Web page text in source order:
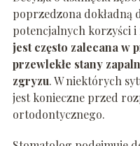
poprzedzona dokładną
potencjalnych korzyści i
jest często zalecana w
przewlekłe stany
zgryzu. W niektórych
jest konieczne przed
ortodontycznego.